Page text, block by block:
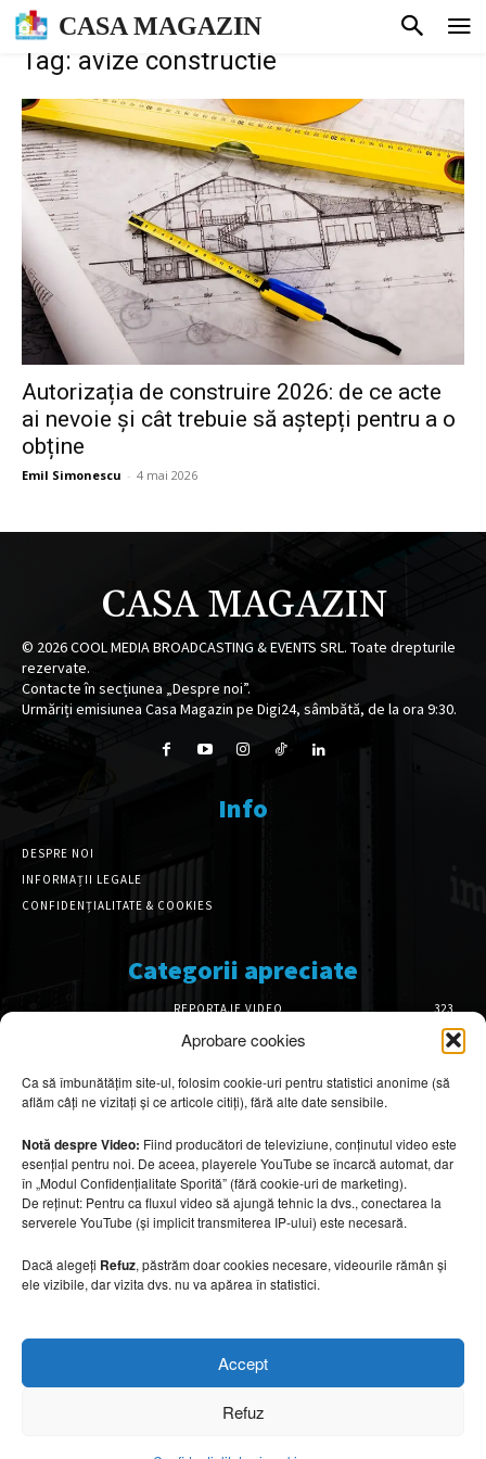
Aprobare cookies
Ca să îmbunătățim site-ul, folosim cookie-uri pentru statistici anonime (să
aflăm câți ne vizitați și ce articole citiți), fără alte date sensibile.
Notă despre Video: Fiind producători de televiziune, conținutul video este
esențial pentru noi. De aceea, playerele YouTube se încarcă automat, dar
în „Modul Confidențialitate Sporită” (fără cookie-uri de marketing).
De reținut: Pentru ca fluxul video să ajungă tehnic la dvs., conectarea la
serverele YouTube (și implicit transmiterea IP-ului) este necesară.
Dacă alegeți Refuz, păstrăm doar cookies necesare, videourile rămân și
ele vizibile, dar vizita dvs. nu va apărea în statistici.
Accept
Refuz
CASA MAGAZIN
Tag: avize constructie
Autorizația de construire 2026: de ce acte
ai nevoie și cât trebuie să aștepți pentru a o
obține
Emil Simonescu - 4 mai 2026
CASA MAGAZIN
© 2026COOL MEDIA BROADCASTING & EVENTS SRL. Toate drepturile
rezervate.
Contacte în secțiunea „Despre noi”.
Urmăriți emisiunea Casa Magazin pe Digi24, sâmbătă, de la ora 9:30.
Info
DESPRE NOI
INFORMAȚII LEGALE
CONFIDENȚIALITATE & COOKIES
Categorii apreciate
REPORTAJE VIDEO
323
AMENAJĂRI INTERIOARE
126
DESIGN INTERIOR
64
ARHITECTURĂ & DESIGN
OPINII & ANALIZE
43
Articole recomandate
Secretele construirii bungalourilor
6 august 2026
Cum amenajezi curtea pentru seri de vară